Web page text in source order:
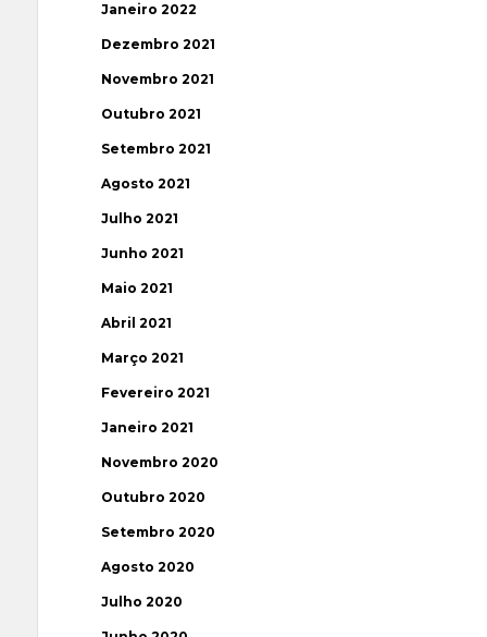
Janeiro 2022
Dezembro 2021
Novembro 2021
Outubro 2021
Setembro 2021
Agosto 2021
Julho 2021
Junho 2021
Maio 2021
Abril 2021
Março 2021
Fevereiro 2021
Janeiro 2021
Novembro 2020
Outubro 2020
Setembro 2020
Agosto 2020
Julho 2020